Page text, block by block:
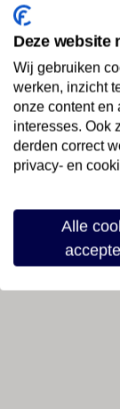
Deze website
Wij gebruiken
werken, inzicht
onze content en
interesses. Ook
derden correct
privacy- en
Alle